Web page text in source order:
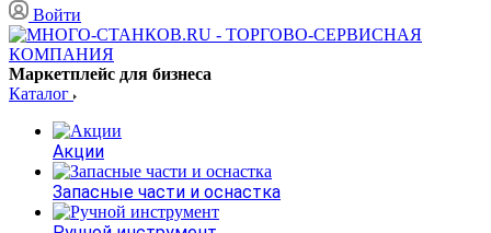
Войти
Маркетплейс для бизнеса
Каталог
Акции
Запасные части и оснастка